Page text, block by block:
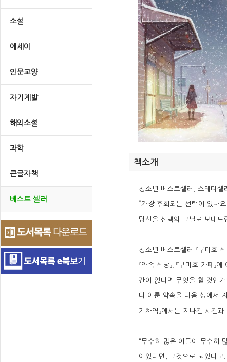
소설
에세이
인문교양
자기계발
해외소설
과학
큰글자책
베스트 셀러
책소개
청소년 베스트셀러, 스테디셀
“가장 후회되는 선택이 있나
당신을 선택의 그날로 보내드
청소년 베스트셀러 『구미호
『약속 식당』, 『구미호 카페
간이 없다면 무엇을 할 것인가
다 이룬 약속을 다음 생에서 지
기차역』에서는 지나간 시간
“무수히 많은 이들이 무수히
이었다면, 그것으로 되었다고